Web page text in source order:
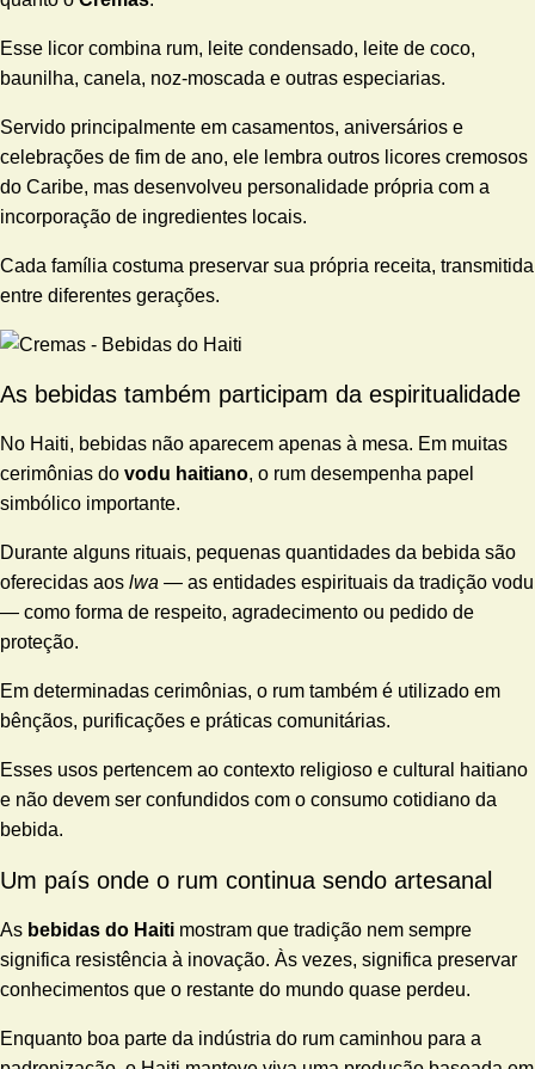
Esse licor combina rum, leite condensado, leite de coco,
baunilha, canela, noz-moscada e outras especiarias.
Servido principalmente em casamentos, aniversários e
celebrações de fim de ano, ele lembra outros licores cremosos
do Caribe, mas desenvolveu personalidade própria com a
incorporação de ingredientes locais.
Cada família costuma preservar sua própria receita, transmitida
entre diferentes gerações.
As bebidas também participam da espiritualidade
No Haiti, bebidas não aparecem apenas à mesa. Em muitas
cerimônias do vodu haitiano, o rum desempenha papel
simbólico importante.
Durante alguns rituais, pequenas quantidades da bebida são
oferecidas aos lwa — as entidades espirituais da tradição vodu
— como forma de respeito, agradecimento ou pedido de
proteção.
Em determinadas cerimônias, o rum também é utilizado em
bênçãos, purificações e práticas comunitárias.
Esses usos pertencem ao contexto religioso e cultural haitiano
e não devem ser confundidos com o consumo cotidiano da
bebida.
Um país onde o rum continua sendo artesanal
As bebidas do Haiti mostram que tradição nem sempre
significa resistência à inovação. Às vezes, significa preservar
conhecimentos que o restante do mundo quase perdeu.
Enquanto boa parte da indústria do rum caminhou para a